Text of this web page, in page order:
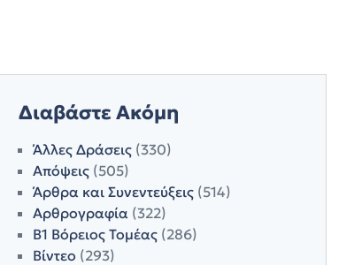
Διαβάστε Ακόμη
Άλλες Δράσεις(330)
Απόψεις(505)
Άρθρα και Συνεντεύξεις(514)
Αρθρογραφία(322)
Β1 Βόρειος Τομέας(286)
Βίντεο (293)